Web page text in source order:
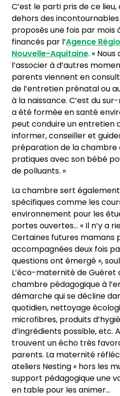
C’est le parti pris de ce
dehors des
proposés une fois par
financés par l’Agence
Nouvelle-Aquitaine. «
l’associer à d’autres
parents viennent en
de l’entretien prénatal ou
à la naissance. C’est du
a été formée en santé
peut conduire un entretien
informer, conseiller et
préparation de la chambre
pratiques avec son bébé
de polluants. »
La chambre sert
spécifiques comme les
environnement pour les
portes ouvertes… « Il n’y a
Certaines futures mamans
accompagnées deux fois
questions ont émergé »,
L’éco-maternité de Guéret
chambre pédagogique à
démarche qui se décline
quotidien, nettoyage
microfibres, produits
d’ingrédients possible, etc.
trouvent un écho très
parents. La maternité
ateliers Nesting « hors les
support pédagogique une
en table pour les animer…